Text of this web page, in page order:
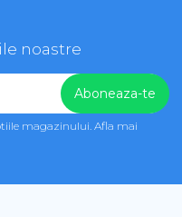
noastre
magazinului. Afla mai